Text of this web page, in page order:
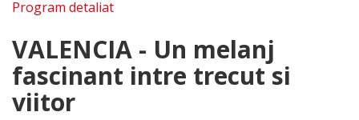
Program detaliat
VALENCIA - Un melanj
fascinant intre trecut si
viitor